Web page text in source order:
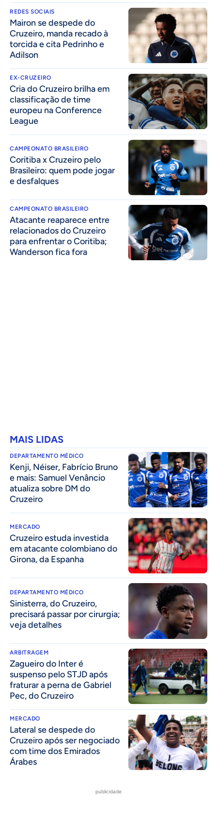
REDES SOCIAIS
Mairon se despede do
Cruzeiro, manda recado à
torcida e cita Pedrinho e
Adilson
EX-CRUZEIRO
Cria do Cruzeiro brilha em
classificação de time
europeu na Conference
League
CAMPEONATO BRASILEIRO
Coritiba x Cruzeiro pelo
Brasileiro: quem pode jogar
e desfalques
CAMPEONATO BRASILEIRO
Atacante reaparece entre
relacionados do Cruzeiro
para enfrentar o Coritiba;
Wanderson fica fora
MAIS LIDAS
DEPARTAMENTO MÉDICO
Kenji, Néiser, Fabrício Bruno
e mais: Samuel Venâncio
atualiza sobre DM do
Cruzeiro
MERCADO
Cruzeiro estuda investida
em atacante colombiano do
Girona, da Espanha
DEPARTAMENTO MÉDICO
Sinisterra, do Cruzeiro,
precisará passar por cirurgia;
veja detalhes
ARBITRAGEM
Zagueiro do Inter é
suspenso pelo STJD após
fraturar a perna de Gabriel
Pec, do Cruzeiro
MERCADO
Lateral se despede do
Cruzeiro após ser negociado
com time dos Emirados
Árabes
publicidade